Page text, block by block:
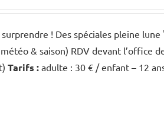
! Des spéciales pleine
& saison) RDV devant l’office
Tarifs : adulte : 30 € / enfant – 12